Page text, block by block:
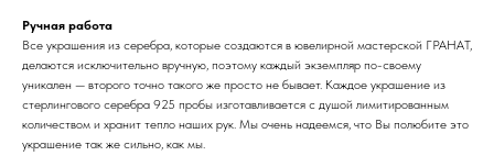
Ручная работа
Все украшения из серебра, которые создаются в ювелирной мастерской ГРАНАТ,
делаются исключительно вручную, поэтому каждый экземпляр по-своему
уникален — второго точно такого же просто не бывает. Каждое украшение из
стерлингового серебра 925 пробы изготавливается с душой лимитированным
количеством и хранит тепло наших рук. Мы очень надеемся, что Вы полюбите это
украшение так же сильно, как мы.